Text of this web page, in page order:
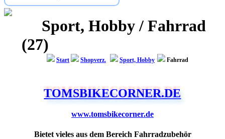
Sport, Hobby / Fahrrad
(27)
Start Shopverz. Sport, Hobby Fahrrad
TOMSBIKECORNER.DE
www.tomsbikecorner.de
Bietet vieles aus dem Bereich Fahrradzubehör